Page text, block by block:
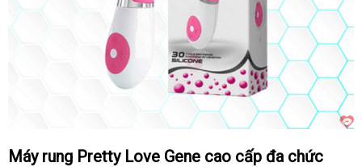
Máy rung Pretty Love Gene cao cấp đa chức